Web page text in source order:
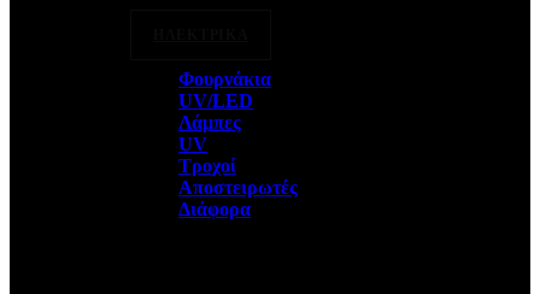
Φουρνάκια
UV/LED
Λάμπες
UV
Τροχοί
Αποστειρωτές
Διάφορα